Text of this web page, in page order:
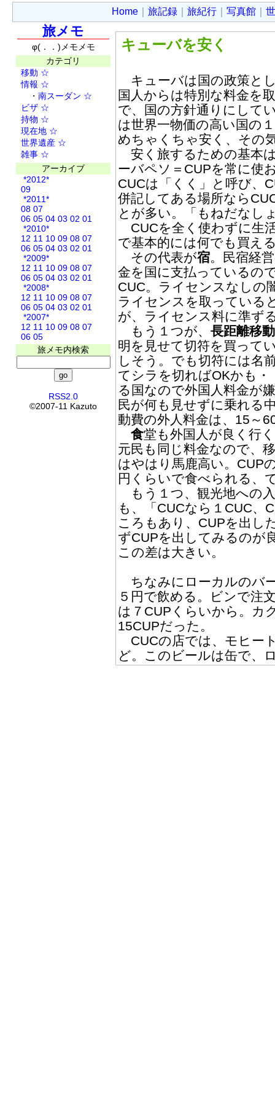
Home 旅記録 旅紀行 写真館
旅メモ
φ(．．)メモメモ
カテゴリ
移動 ☆
情報 ☆
・ 南スーダン ☆
ビザ ☆
持物 ☆
現在地 ☆
世界遺産 ☆
雑事 ☆
アーカイブ
*2012*
09
*2011*
08 07
06 05 04 03 02 01
*2010*
12 11 10 09 08 07
06 05 04 03 02 01
*2009*
12 11 10 09 08 07
06 05 04 03 02 01
*2008*
12 11 10 09 08 07
06 05 04 03 02 01
*2007*
12 11 10 09 08 07
06 05
旅メモ内検索
RSS2.0
©2007-11 Kazuto
キューバを安く
キューバは国の政策と
国人からは特別な料金を
で、国の方針通りにして
は世界一物価の高い国の
めちゃくちゃ安く、その
安く旅するための基本
ーバペソ＝CUPを常に使
CUCは「くく」と呼び、
併記してある場所なら
とが多い。「もねだなし
CUCを全く使わずに生
で基本的には何でも買え
その代表が宿。民宿経
金を国に支払っているの
CUC。ライセンスなしの
ライセンスを取っている
が、ライセンス料に準ず
もう１つが、 長距離移動
明を見せて切符を買って
しそう。でも切符には名
てシラを切ればOKかも
る国なので外国人料金が
民が何も見せずに乗れる
動費の外人料金は、15～
食堂も外国人が良く行
元民も同じ料金なので、
はやはり馬鹿高い。CUP
円くらいで食べられる、
もう１つ、観光地への
も、「CUCなら１CUC、
ころもあり、CUPを出し
ずCUPを出してみるのが
この差は大きい。
ちなみにローカルのバ
５円で飲める。ビンで注
は７CUPくらいから。カ
15CUPだった。
CUCの店では、モヒー
ど。このビールは缶で、